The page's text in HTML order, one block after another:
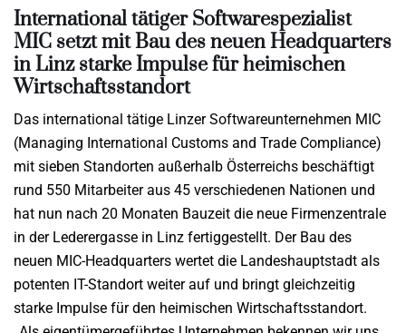
International tätiger Softwarespezialist
MIC setzt mit Bau des neuen Headquarters
in Linz starke Impulse für heimischen
Wirtschaftsstandort
Das international tätige Linzer Softwareunternehmen MIC
(Managing International Customs and Trade Compliance)
mit sieben Standorten außerhalb Österreichs beschäftigt
rund 550 Mitarbeiter aus 45 verschiedenen Nationen und
hat nun nach 20 Monaten Bauzeit die neue Firmenzentrale
in der Lederergasse in Linz fertiggestellt. Der Bau des
neuen MIC-Headquarters wertet die Landeshauptstadt als
potenten IT-Standort weiter auf und bringt gleichzeitig
starke Impulse für den heimischen Wirtschaftsstandort.